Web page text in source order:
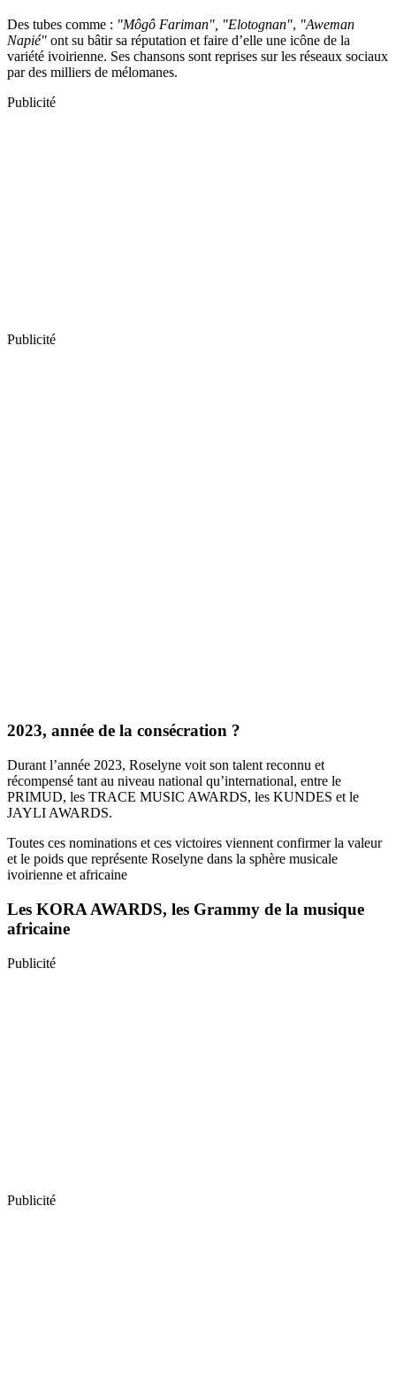
Des tubes comme : "Môgô Fariman", "Elotognan", "Aweman
Napié" ont su bâtir sa réputation et faire d’elle une icône de la
variété ivoirienne. Ses chansons sont reprises sur les réseaux sociaux
par des milliers de mélomanes.
Publicité
Publicité
2023, année de la consécration ?
Durant l’année 2023, Roselyne voit son talent reconnu et
récompensé tant au niveau national qu’international, entre le
PRIMUD, les TRACE MUSIC AWARDS, les KUNDES et le
JAYLI AWARDS.
Toutes ces nominations et ces victoires viennent confirmer la valeur
et le poids que représente Roselyne dans la sphère musicale
ivoirienne et africaine
Les KORA AWARDS, les Grammy de la musique
africaine
Publicité
Publicité